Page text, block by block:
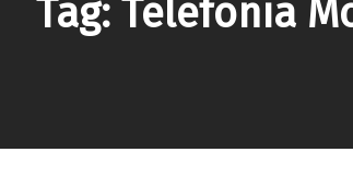
Tag: Telefonía